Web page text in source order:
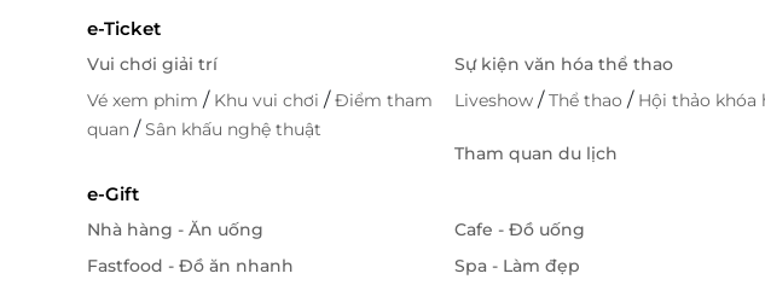
e-Ticket
Vui chơi giải trí
Vé xem phim / Khu vui chơi /Điểm tham
quan /Sân khấu nghệ thuật
Sự kiện văn hóa thể thao
Liveshow /Thể thao / Hội thảo khóa
Tham quan du lịch
e-Gift
Nhà hàng - Ăn uống
Fastfood - Đồ ăn nhanh
Cafe - Đồ uống
Spa - Làm đẹp